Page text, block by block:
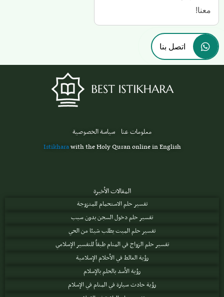
معنا!
اتصل بنا
معلومات عنا سياسة الخصوصية
Istikharawith the Holy Quran online in English
المقالات الأخيرة
تفسير حلم الاستحمام للمتزوجة
تفسير حلم دخول السجن بدون سبب
تفسير حلم الميت يطلب شيئا من الحي
تفسير حلم الزواج في المنام طبقاً للتفسير الإسلامي
رؤية الغائط في الأحلام الإسلامية
رؤية الأسد بالحلم بالإسلام
رؤية حادث سيارة في المنام في الإسلام